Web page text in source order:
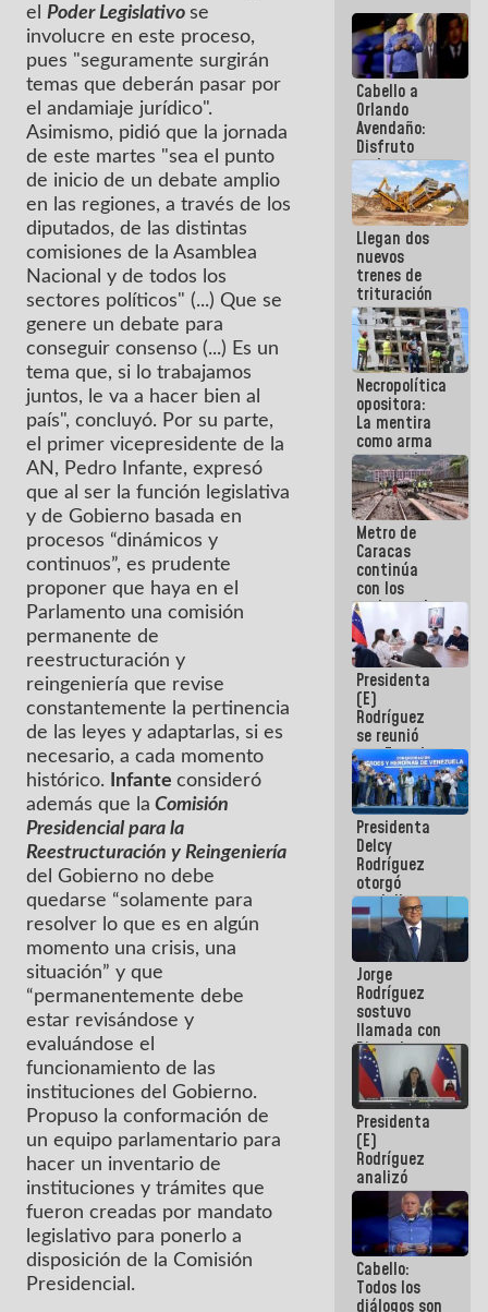
el Poder Legislativo se
involucre en este proceso,
pues "seguramente surgirán
temas que deberán pasar por
el andamiaje jurídico".
Asimismo, pidió que la jornada
de este martes "sea el punto
de inicio de un debate amplio
en las regiones, a través de los
diputados, de las distintas
comisiones de la Asamblea
Nacional y de todos los
sectores políticos" (...) Que se
genere un debate para
conseguir consenso (...) Es un
tema que, si lo trabajamos
juntos, le va a hacer bien al
país", concluyó. Por su parte,
el primer vicepresidente de la
AN, Pedro Infante, expresó
que al ser la función legislativa
y de Gobierno basada en
procesos “dinámicos y
continuos”, es prudente
proponer que haya en el
Parlamento una comisión
permanente de
reestructuración y
reingeniería que revise
constantemente la pertinencia
de las leyes y adaptarlas, si es
necesario, a cada momento
histórico.
Infante consideró
además que la Comisión
Presidencial para la
Reestructuración y Reingeniería
del Gobierno no debe
quedarse “solamente para
resolver lo que es en algún
momento una crisis, una
situación” y que
“permanentemente debe
estar revisándose y
evaluándose el
funcionamiento de las
instituciones del Gobierno.
Propuso la conformación de
un equipo parlamentario para
hacer un inventario de
instituciones y trámites que
fueron creadas por mandato
legislativo para ponerlo a
disposición de la Comisión
Presidencial.
Cabello a
Orlando
Avendaño:
Disfruto
cada vez
que escribes
porque lo
que haces
es
embarrarla
Llegan dos
nuevos
trenes de
trituración
para
optimizar
manejo de
escombros
en La Guaira
Necropolítica
opositora:
La mentira
como arma
contra el
Pueblo
Metro de
Caracas
continúa
con los
trabajos de
mantenimiento
e inspección
en la Línea 2
Presidenta
(E)
Rodríguez
se reunió
con Estado
Mayor
Eléctrico
para
abordar
planes de
acción
Presidenta
Delcy
Rodríguez
otorgó
medalla
"Héroe de
Venezuela"
a servidores
públicos
Jorge
Rodríguez
sostuvo
llamada con
Dinorah
Figuera y
acuerdan
primer
encuentro
presencial
para el
diálogo
Presidenta
(E)
Rodríguez
analizó
junto a
gobernadores
planes de
recuperación
del Sistema
Eléctrico
Cabello:
Todos los
diálogos son